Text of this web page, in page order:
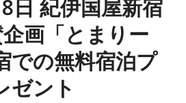
日 紀伊国屋新宿
画「とまりー
での無料宿泊プ
ゼント